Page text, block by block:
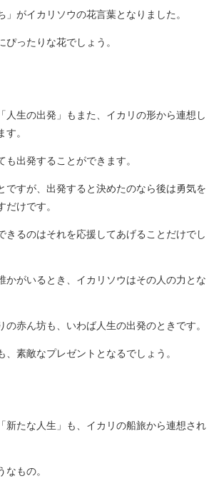
」がイカリソウの花言葉となりました。
ぴったりな花でしょう。
人生の出発」もまた、イカリの形から連想し
す。
も出発することができます。
ですが、出発すると決めたのなら後は勇気を
だけです。
きるのはそれを応援してあげることだけでし
かがいるとき、イカリソウはその人の力とな
の赤ん坊も、いわば人生の出発のときです。
、素敵なプレゼントとなるでしょう。
新たな人生」も、イカリの船旅から連想され
なもの。